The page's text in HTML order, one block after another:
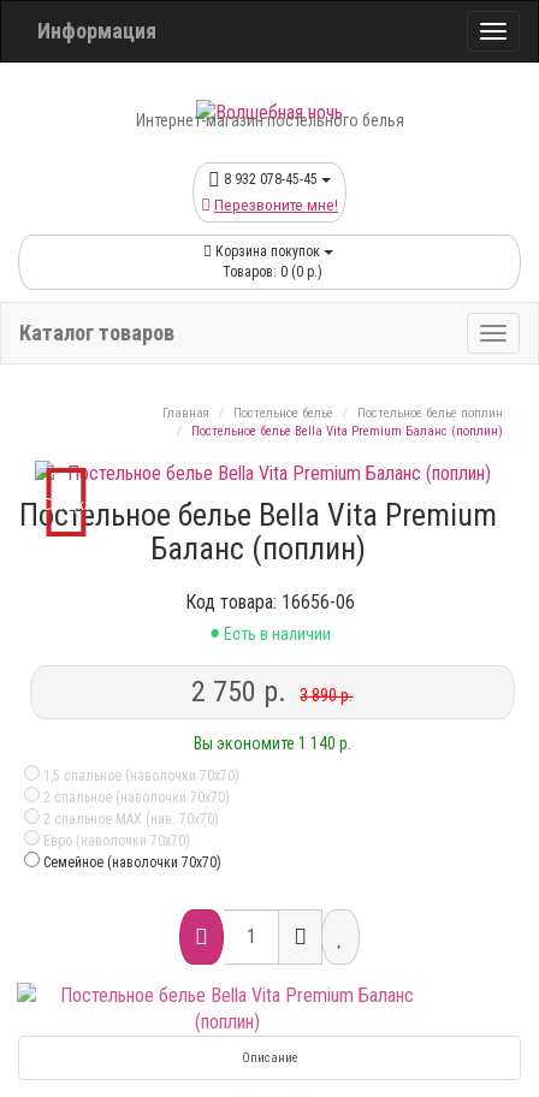
Информация
Интернет-магазин постельного белья
8 932 078-45-45
Перезвоните мне!
Корзина покупок
Товаров: 0 (0 р.)
Каталог товаров
Главная Постельное белье
Постельное белье поплин
Постельное белье Bella Vita Premium Баланс (поплин)
Скидка
Постельное белье Bella Vita Premium
Баланс (поплин)
Код товара: 16656-06
• Есть в наличии
2 750 р. 3 890 р.
Вы экономите 1 140 р.
1,5 спальное (наволочки 70х70)
2 спальное (наволочки 70х70)
2 спальное MAX (нав. 70х70)
Евро (наволочки 70х70)
Семейное (наволочки 70х70)
Описание